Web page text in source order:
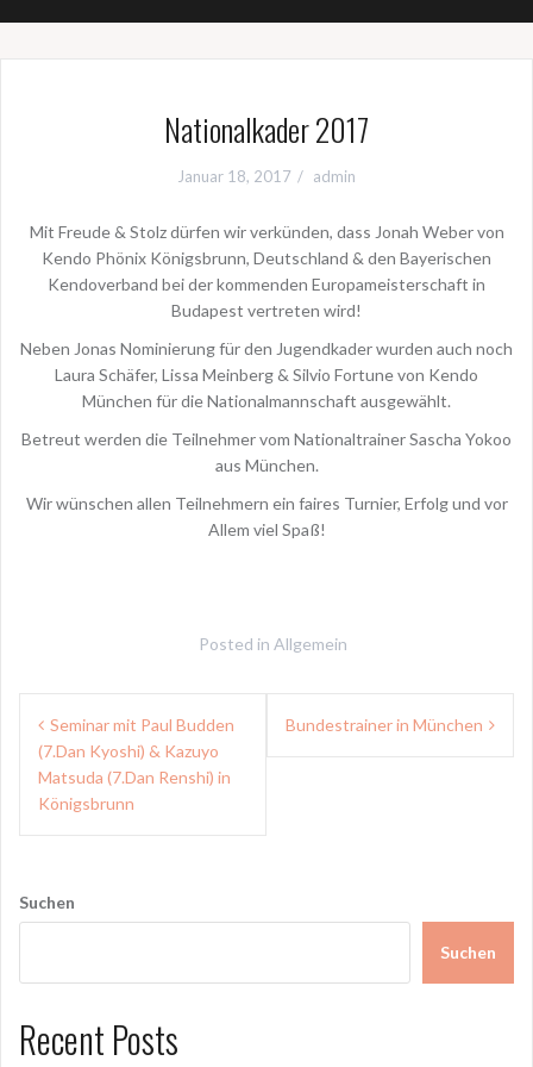
Nationalkader 2017
Januar 18, 2017 admin
Mit Freude & Stolz dürfen wir verkünden, dass Jonah Weber von
Kendo Phönix Königsbrunn, Deutschland & den Bayerischen
Kendoverband bei der kommenden Europameisterschaft in
Budapest vertreten wird!
Neben Jonas Nominierung für den Jugendkader wurden auch noch
Laura Schäfer, Lissa Meinberg & Silvio Fortune von Kendo
München für die Nationalmannschaft ausgewählt.
Betreut werden die Teilnehmer vom Nationaltrainer Sascha Yokoo
aus München.
Wir wünschen allen Teilnehmern ein faires Turnier, Erfolg und vor
Allem viel Spaß!
Posted in Allgemein
Beitragsnavigation
Seminar mit Paul Budden
(7.Dan Kyoshi) & Kazuyo
Matsuda (7.Dan Renshi) in
Königsbrunn
Bundestrainer in München
Suchen
Suchen
Recent Posts